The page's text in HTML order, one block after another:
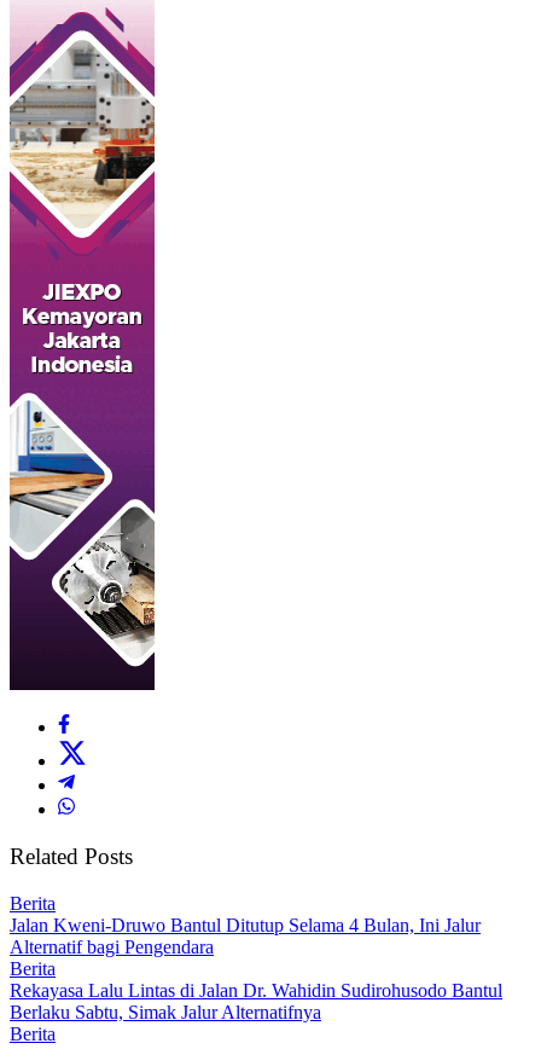
Related Posts
Berita
Jalan Kweni-Druwo Bantul Ditutup Selama 4 Bulan, Ini Jalur
Alternatif bagi Pengendara
Berita
Rekayasa Lalu Lintas di Jalan Dr. Wahidin Sudirohusodo Bantul
Berlaku Sabtu, Simak Jalur Alternatifnya
Berita